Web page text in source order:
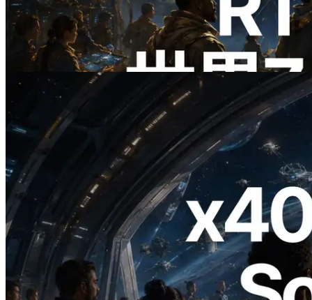
リージョンのping計測に拡張—
Validators Information APIも公開
この記事を読む
2026.07.04
ERPC、x402 決済対応の Solana RPC を
公開 — AI エージェントが必要な API